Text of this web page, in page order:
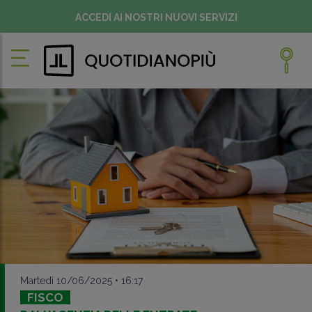
ACCEDI AI NOSTRI NUOVI SERVIZI
Martedì 10/06/2025 • 16:17
FISCO